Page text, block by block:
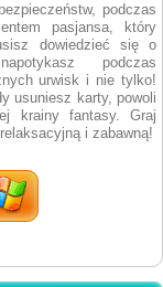
podczas
pasjansa, który
dowiedzieć się o
podczas
urwisk i nie tylko!
usuniesz karty, powoli
krainy fantasy. Graj
i zabawną!